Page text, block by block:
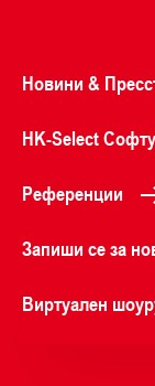
Новини &
HK-Select
Референции
Запиши се за
Виртуален